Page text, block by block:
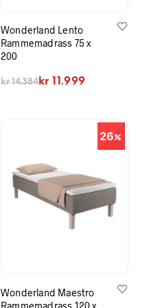
Wonderland Lento
Rammemadrass 75 x
200
kr14.384
Opprinnelig pris var: kr 14.384.
kr 11.999
Nåværende pris er: kr 11.999.
26
Wonderland Maestro
Rammemadrass 120 x